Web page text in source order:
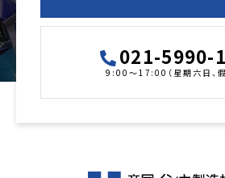
021-5990-
9:00～17:00（星期六日、假